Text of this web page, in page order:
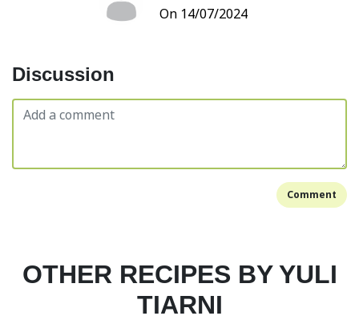
On 14/07/2024
Discussion
Comment
OTHER RECIPES BY YULI
TIARNI